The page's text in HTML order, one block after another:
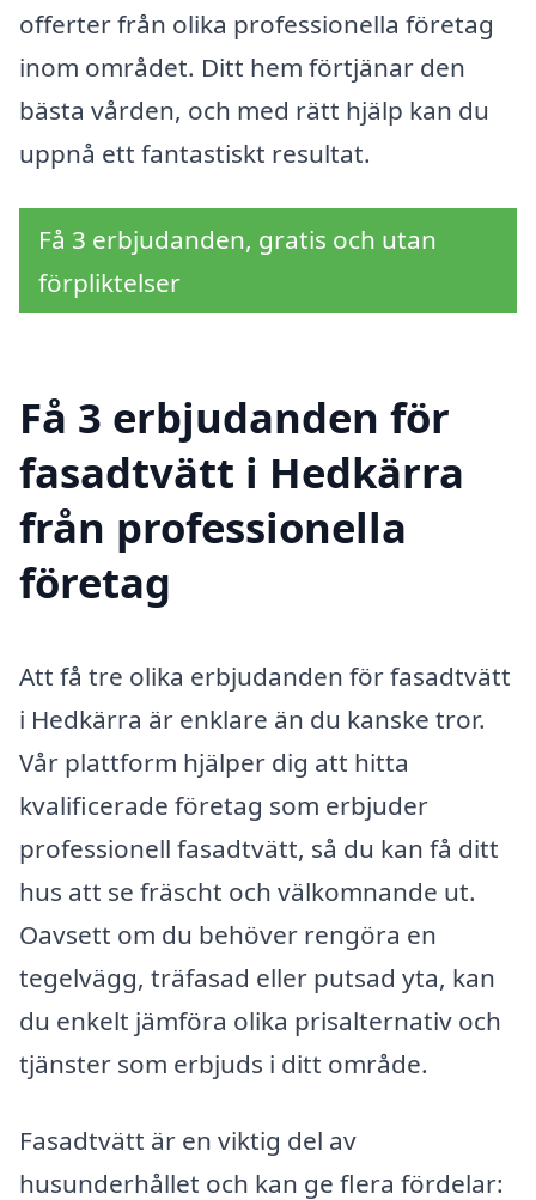
offerter från olika professionella företag
inom området. Ditt hem förtjänar den
bästa vården, och med rätt hjälp kan du
uppnå ett fantastiskt resultat.
Få 3 erbjudanden, gratis och utan
förpliktelser
Få 3 erbjudanden för
fasadtvätt i Hedkärra
från professionella
företag
Att få tre olika erbjudanden för fasadtvätt
i Hedkärra är enklare än du kanske tror.
Vår plattform hjälper dig att hitta
kvalificerade företag som erbjuder
professionell fasadtvätt, så du kan få ditt
hus att se fräscht och välkomnande ut.
Oavsett om du behöver rengöra en
tegelvägg, träfasad eller putsad yta, kan
du enkelt jämföra olika prisalternativ och
tjänster som erbjuds i ditt område.
Fasadtvätt är en viktig del av
husunderhållet och kan ge flera fördelar: